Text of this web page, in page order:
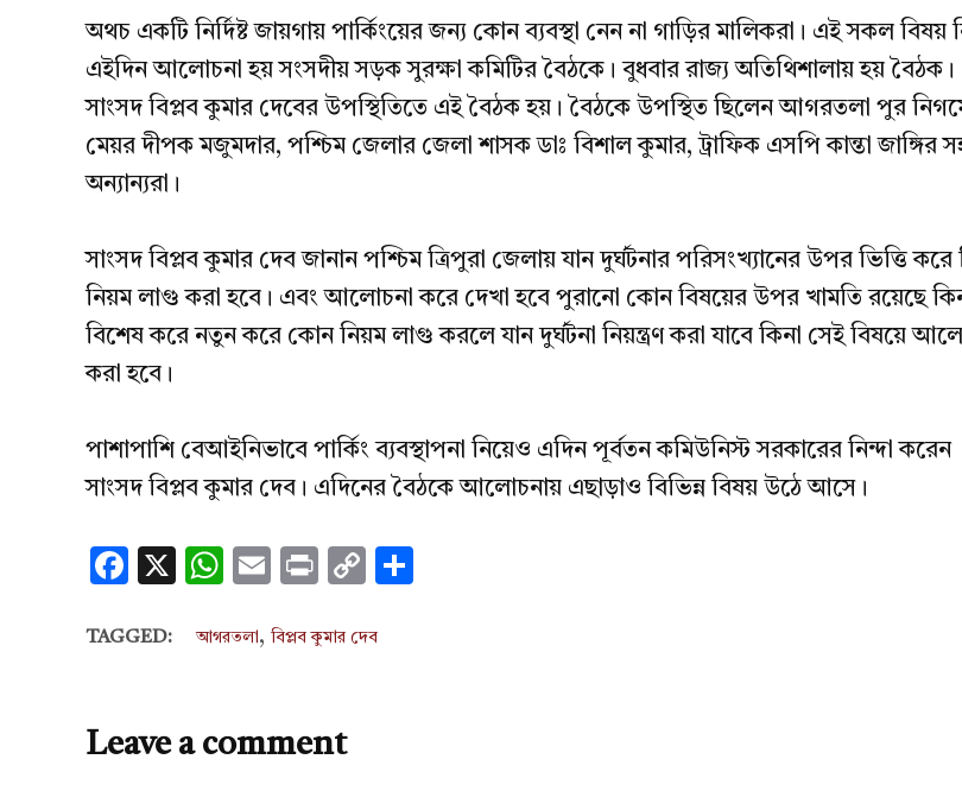
অথচ একটি নির্দিষ্ট জায়গায় পার্কিংয়ের জন্য কোন ব্যবস্থা নেন না গাড়ির মালিকরা। এই সকল বিষয়
এইদিন আলোচনা হয় সংসদীয় সড়ক সুরক্ষা কমিটির বৈঠকে। বুধবার রাজ্য অতিথিশালায় হয় বৈঠক।
সাংসদ বিপ্লব কুমার দেবের উপস্থিতিতে এই বৈঠক হয়। বৈঠকে উপস্থিত ছিলেন আগরতলা পুর
মেয়র দীপক মজুমদার, পশ্চিম জেলার জেলা শাসক ডাঃ বিশাল কুমার, ট্রাফিক এসপি কান্তা জাঙ্গির
অন্যান্যরা।
সাংসদ বিপ্লব কুমার দেব জানান পশ্চিম ত্রিপুরা জেলায় যান দুর্ঘটনার পরিসংখ্যানের উপর ভিত্তি করে
নিয়ম লাগু করা হবে। এবং আলোচনা করে দেখা হবে পুরানো কোন বিষয়ের উপর খামতি রয়েছে
বিশেষ করে নতুন করে কোন নিয়ম লাগু করলে যান দুর্ঘটনা নিয়ন্ত্রণ করা যাবে কিনা সেই বিষয়ে
করা হবে।
পাশাপাশি বেআইনিভাবে পার্কিং ব্যবস্থাপনা নিয়েও এদিন পূর্বতন কমিউনিস্ট সরকারের নিন্দা করেন
সাংসদ বিপ্লব কুমার দেব। এদিনের বৈঠকে আলোচনায় এছাড়াও বিভিন্ন বিষয় উঠে আসে।
Facebook
X WhatsApp
EmailPrintCopy
TAGGED: আগরতলা , বিপ্লব কুমার দেব
Leave a comment